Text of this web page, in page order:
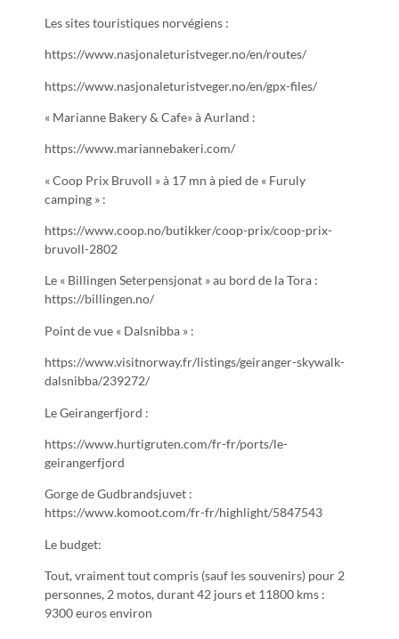
Les sites touristiques norvégiens :
https://www.nasjonaleturistveger.no/en/routes/
https://www.nasjonaleturistveger.no/en/gpx-files/
« Marianne Bakery & Cafe» à Aurland :
https://www.mariannebakeri.com/
« Coop Prix Bruvoll » à 17 mn à pied de « Furuly
camping » :
https://www.coop.no/butikker/coop-prix/coop-prix-
bruvoll-2802
Le « Billingen Seterpensjonat » au bord de la Tora :
https://billingen.no/
Point de vue « Dalsnibba » :
https://www.visitnorway.fr/listings/geiranger-skywalk-
dalsnibba/239272/
Le Geirangerfjord :
https://www.hurtigruten.com/fr-fr/ports/le-
geirangerfjord
Gorge de Gudbrandsjuvet :
https://www.komoot.com/fr-fr/highlight/5847543
Le budget:
Tout, vraiment tout compris (sauf les souvenirs) pour 2
personnes, 2 motos, durant 42 jours et 11800 kms :
9300 euros environ